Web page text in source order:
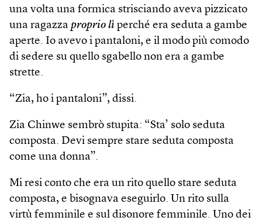
una volta una formica strisciando aveva pizzicato
una ragazza proprio lì perché era seduta a gambe
aperte. Io avevo i pantaloni, e il modo più comodo
di sedere su quello sgabello non era a gambe
strette.
“Zia, ho i pantaloni”, dissi.
Zia Chinwe sembrò stupita: “Sta’ solo seduta
composta. Devi sempre stare seduta composta
come una donna”.
Mi resi conto che era un rito quello stare seduta
composta, e bisognava eseguirlo. Un rito sulla
virtù femminile e sul disonore femminile. Uno dei